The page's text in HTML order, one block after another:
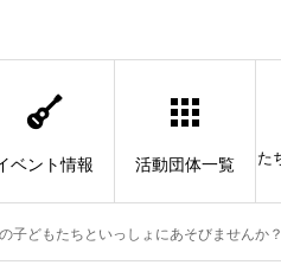
ベント情報 活動団体一覧 た
どもたちといっしょにあそびませんか？